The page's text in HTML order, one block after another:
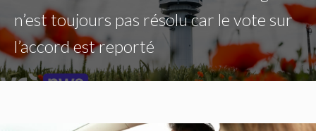
n’est toujours pas résolu car le vote sur
l’accord est reporté